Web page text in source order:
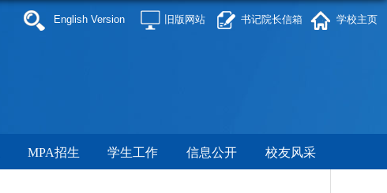
English Version 旧版网站 书记院长信箱 学校主页
MPA招生 学生工作 信息公开 校友风采